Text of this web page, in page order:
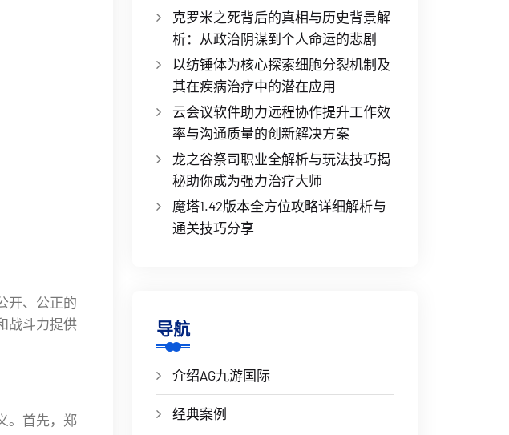
开、公正的
战斗力提供
。首先，郑
克罗米之死背后的真相与历史背景解
析：从政治阴谋到个人命运的悲剧
以纺锤体为核心探索细胞分裂机制及
其在疾病治疗中的潜在应用
云会议软件助力远程协作提升工作效
率与沟通质量的创新解决方案
龙之谷祭司职业全解析与玩法技巧揭
秘助你成为强力治疗大师
魔塔1.42版本全方位攻略详细解析与
通关技巧分享
导航
介绍AG九游国际
经典案例